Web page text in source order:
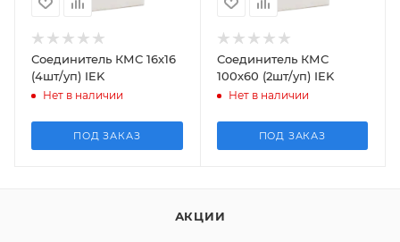
Соединитель КМС 16х16
(4шт/уп) IEK
Нет в наличии
ПОД ЗАКАЗ
Соединитель КМС
100х60 (2шт/уп) IEK
Нет в наличии
ПОД ЗАКАЗ
АКЦИИ